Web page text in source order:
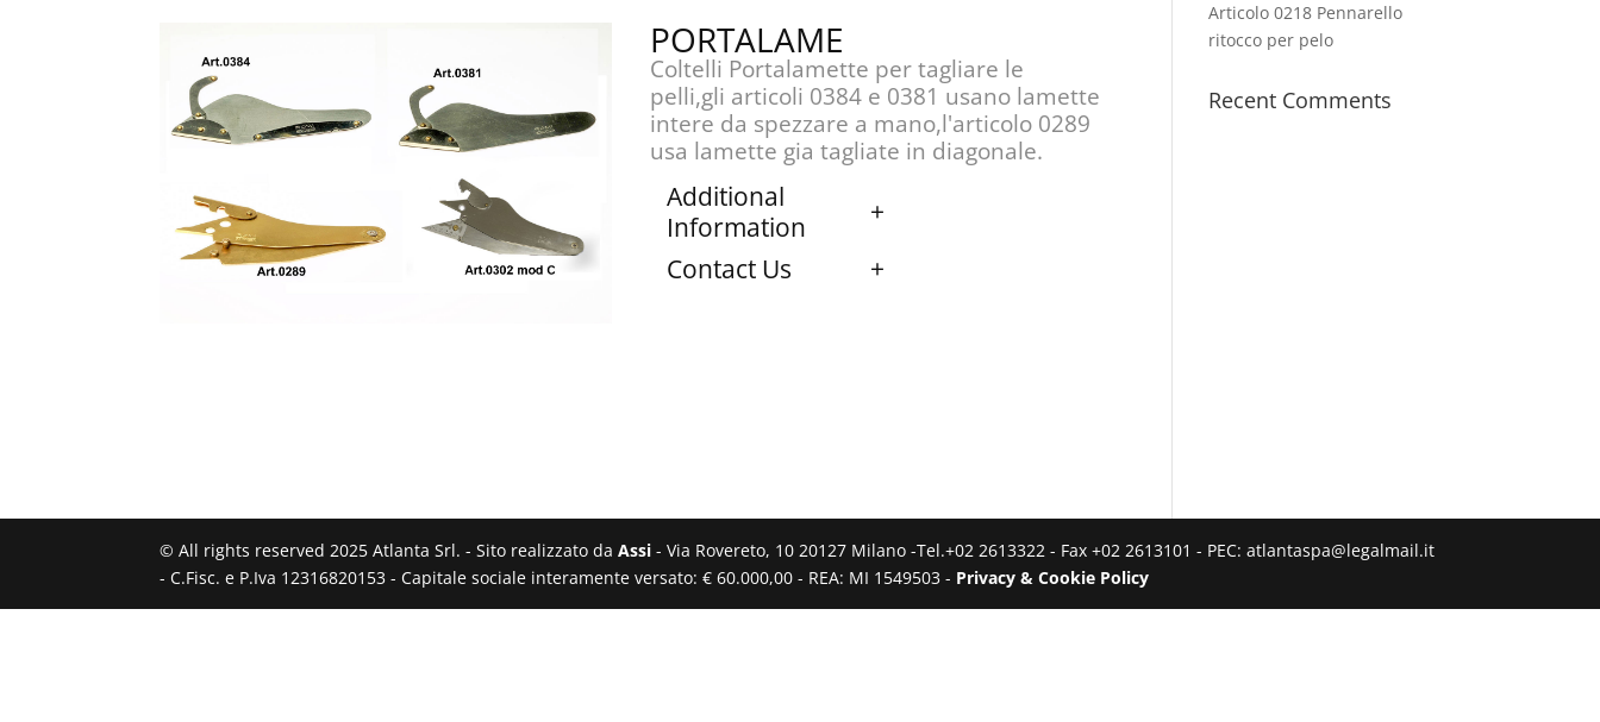
PORTALAME
Coltelli Portalamette per tagliare le
pelli,gli articoli 0384 e 0381 usano lamette
intere da spezzare a mano,l'articolo 0289
usa lamette gia tagliate in diagonale.
Additional
Information
Contact Us
Articolo 0218 Pennarello
ritocco per pelo
Recent Comments
© All rights reserved 2025 Atlanta Srl. - Sito realizzato daAssi - Via Rovereto, 10 20127 Milano -Tel.+02 2613322 - Fax +02 2613101 - PEC: atlantaspa@legalmail.it
- C.Fisc. e P.Iva 12316820153 - Capitale sociale interamente versato: € 60.000,00 - REA: MI 1549503 - Privacy & Cookie Policy